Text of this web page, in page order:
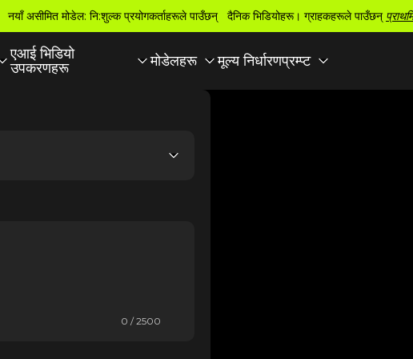
नयाँ असीमित मोडेल: नि:शुल्क प्रयोगकर्ताहरूले पाउँछन् दैनिक भिडियोहरू। ग्राहकहरूले पाउँछन्
एआई भिडियो
उपकरणहरू
मोडेलहरू मूल्य निर्धारणप्रम्प्ट
0 / 2500